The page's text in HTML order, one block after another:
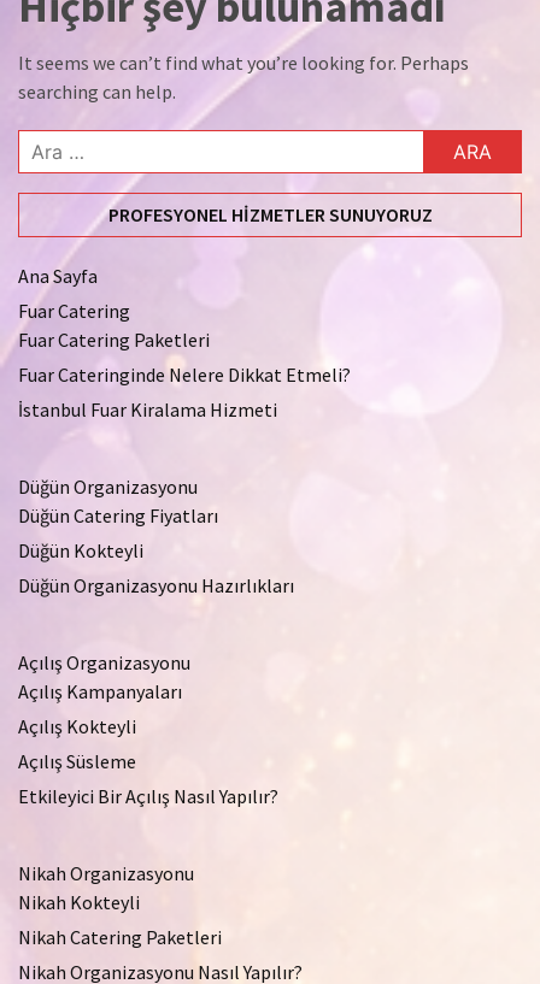
It seems we can’t find what you’re looking for. Perhaps
searching can help.
Arama:
PROFESYONEL HIZMETLER SUNUYORUZ
Ana Sayfa
Fuar Catering
Fuar Catering Paketleri
Fuar Cateringinde Nelere Dikkat Etmeli?
İstanbul Fuar Kiralama Hizmeti
Düğün Organizasyonu
Düğün Catering Fiyatları
Düğün Kokteyli
Düğün Organizasyonu Hazırlıkları
Açılış Organizasyonu
Açılış Kampanyaları
Açılış Kokteyli
Açılış Süsleme
Etkileyici Bir Açılış Nasıl Yapılır?
Nikah Organizasyonu
Nikah Kokteyli
Nikah Catering Paketleri
Nikah Organizasyonu Nasıl Yapılır?